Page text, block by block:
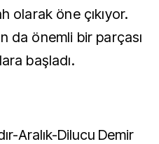
olarak öne çıkıyor.
da önemli bir parçası
başladı.
Aralık-Dilucu Demir